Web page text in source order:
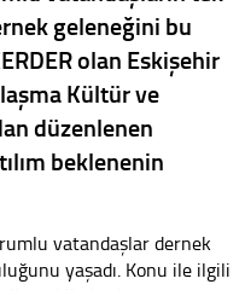
geleneğini bu
olan Eskişehir
Kültür ve
düzenlenen
beklenenin
vatandaşlar dernek
yaşadı. Konu ile ilgili